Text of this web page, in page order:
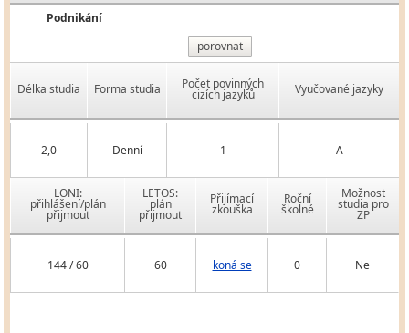
Podnikání
porovnat
Délka studia Forma studia Počet povinných
cizích jazyků Vyučované jazyky
2,0 Denní 1 A
LONI:
přihlášení/plán
přijmout
LETOS:
plán
přijmout
Přijímací
zkouška
Roční
školné
Možnost
studia pro
ZP
144 / 60 60 koná se 0 Ne